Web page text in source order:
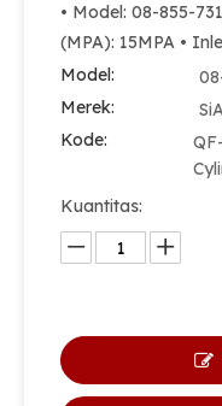
• Model: 08-855-
(MPA): 15MPA •
Model:
Merek:
Kode:
Kuantitas: